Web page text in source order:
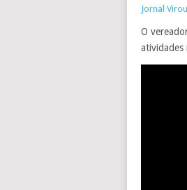
Jornal
O
atividades